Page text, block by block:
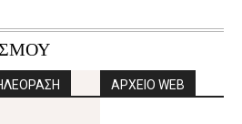
ΑΡΧΕΙΟ WEB